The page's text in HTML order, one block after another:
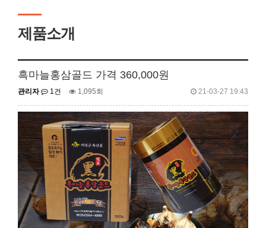
제품소개
흑마늘홍삼골드 가격 360,000원
관리자 1건 1,095회 21-03-27 19:43